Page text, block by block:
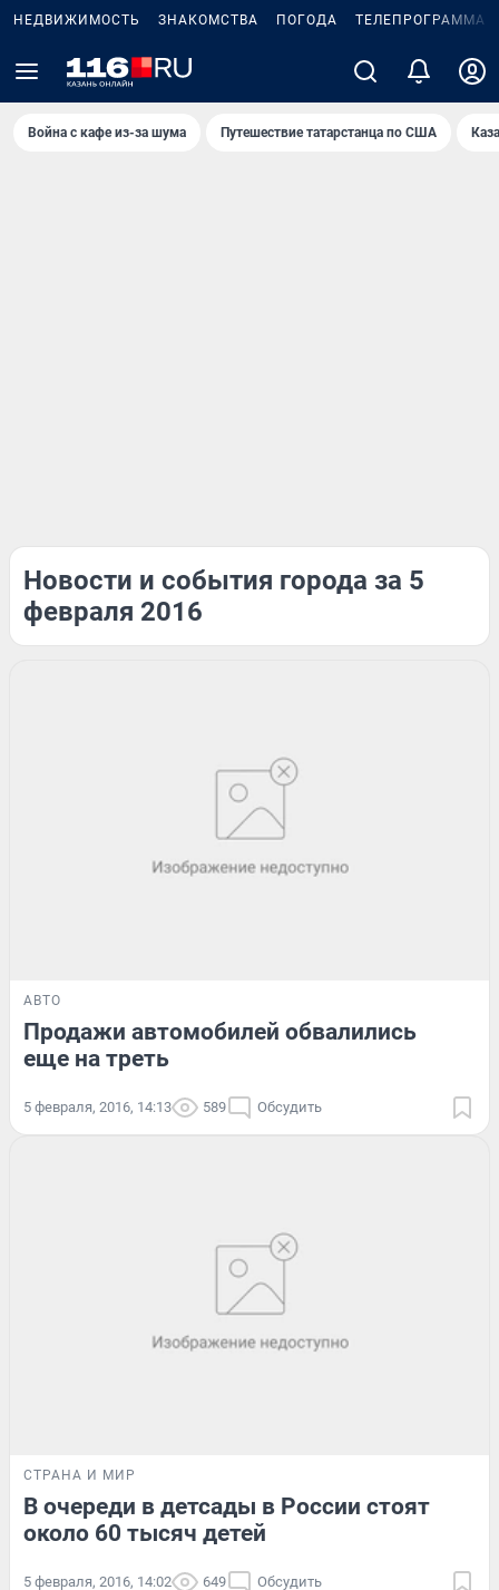
НЕДВИЖИМОСТЬ ЗНАКОМСТВА ПОГОДА ТЕЛЕПРОГРАММА
Война с кафе из-за шума Путешествие татарстанца по США
Новости и события города за 5
февраля 2016
АВТО
Продажи автомобилей обвалились
еще на треть
5 февраля, 2016, 14:13 589 Обсудить
СТРАНА И МИР
В очереди в детсады в России стоят
около 60 тысяч детей
5 февраля, 2016, 14:02 649 Обсудить